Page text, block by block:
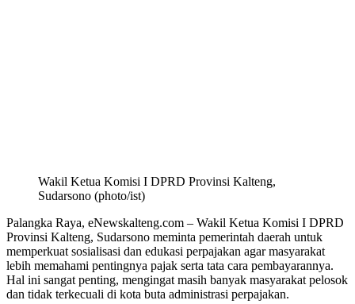
Wakil Ketua Komisi I DPRD Provinsi Kalteng,
Sudarsono (photo/ist)
Palangka Raya, eNewskalteng.com – Wakil Ketua Komisi I DPRD
Provinsi Kalteng, Sudarsono meminta pemerintah daerah untuk
memperkuat sosialisasi dan edukasi perpajakan agar masyarakat
lebih memahami pentingnya pajak serta tata cara pembayarannya.
Hal ini sangat penting, mengingat masih banyak masyarakat pelosok
dan tidak terkecuali di kota buta administrasi perpajakan.